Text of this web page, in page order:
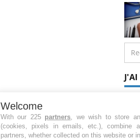
Welcome
With our 225 partners, we wish to store
(cookies, pixels in emails, etc.), combine
partners, whether collected on this website or